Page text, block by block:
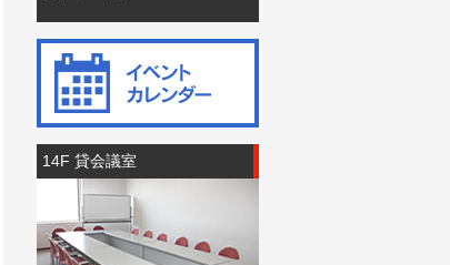
14F 貸会議室